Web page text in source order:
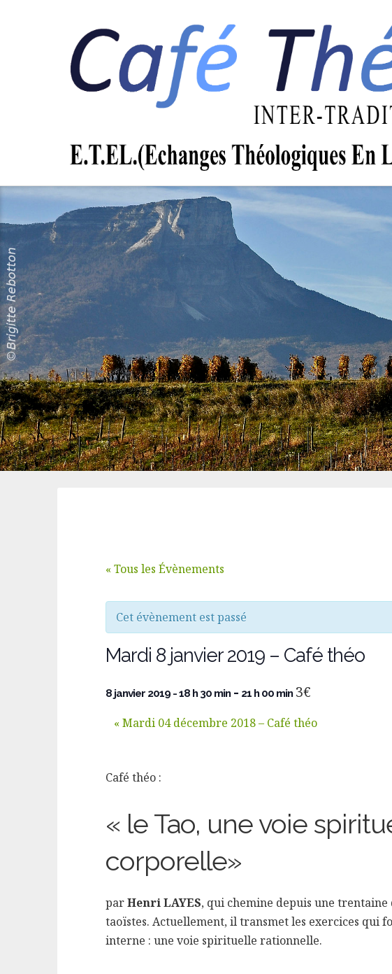
« Tous les Évènements
Cet évènement est passé
Mardi 8 janvier 2019 – Café théo
8 janvier 2019 - 18 h 30 min- 21 h 00 min 3€
« Mardi 04 décembre 2018 – Café théo
Café théo :
« le Tao, une voie
corporelle»
parHenri LAYES, qui chemine depuis une trentaine
taoïstes. Actuellement, il transmet les exercices qui
interne : une voie spirituelle rationnelle.